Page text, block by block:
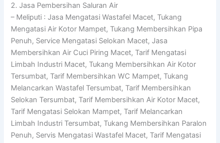
2. Jasa Pembersihan Saluran Air
– Meliputi : Jasa Mengatasi Wastafel Macet, Tukang
Mengatasi Air Kotor Mampet, Tukang Membersihkan Pipa
Penuh, Service Mengatasi Selokan Macet, Jasa
Membersihkan Air Cuci Piring Macet, Tarif Mengatasi
Limbah Industri Macet, Tukang Membersihkan Air Kotor
Tersumbat, Tarif Membersihkan WC Mampet, Tukang
Melancarkan Wastafel Tersumbat, Tarif Membersihkan
Selokan Tersumbat, Tarif Membersihkan Air Kotor Macet,
Tarif Mengatasi Selokan Mampet, Tarif Melancarkan
Limbah Industri Tersumbat, Tukang Membersihkan Paralon
Penuh, Servis Mengatasi Wastafel Macet, Tarif Mengatasi